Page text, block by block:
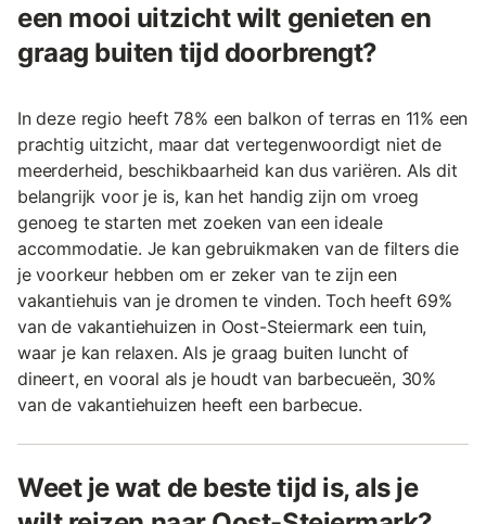
een mooi uitzicht wilt genieten en
graag buiten tijd doorbrengt?
In deze regio heeft 78% een balkon of terras en 11% een
prachtig uitzicht, maar dat vertegenwoordigt niet de
meerderheid, beschikbaarheid kan dus variëren. Als dit
belangrijk voor je is, kan het handig zijn om vroeg
genoeg te starten met zoeken van een ideale
accommodatie. Je kan gebruikmaken van de filters die
je voorkeur hebben om er zeker van te zijn een
vakantiehuis van je dromen te vinden. Toch heeft 69%
van de vakantiehuizen in Oost-Steiermark een tuin,
waar je kan relaxen. Als je graag buiten luncht of
dineert, en vooral als je houdt van barbecueën, 30%
van de vakantiehuizen heeft een barbecue.
Weet je wat de beste tijd is, als je